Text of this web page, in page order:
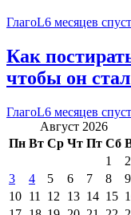
ГлагоL6 месяцев
Как
чтобы он
ГлагоL6 месяцев
Август 2026
Пн Вт Ср Чт Пт Сб
1
2
3
4 5 6 7 8
9
10 11 12 13 14 15